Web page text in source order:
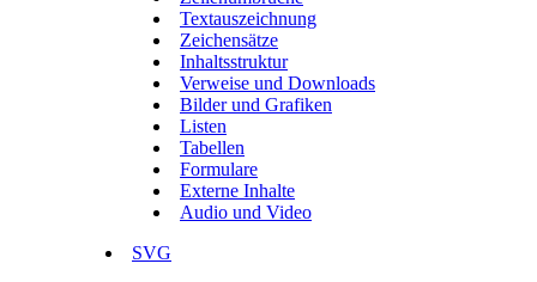
Textauszeichnung
Zeichensätze
Inhaltsstruktur
Verweise und Downloads
Bilder und Grafiken
Listen
Tabellen
Formulare
Externe Inhalte
Audio und Video
SVG